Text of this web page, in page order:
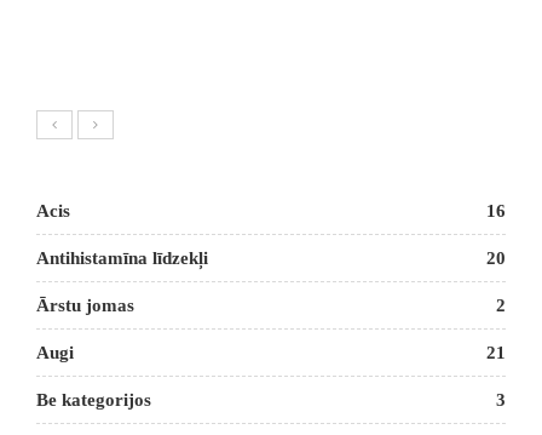
Acis 16
Antihistamīna līdzekļi 20
Ārstu jomas 2
Augi 21
Be kategorijos 3